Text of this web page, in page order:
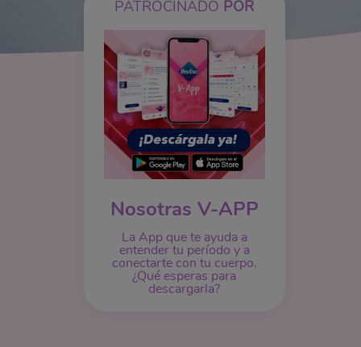
PATROCINADO POR
Nosotras V-APP
La App que te ayuda a
entender tu período y a
conectarte con tu cuerpo.
¿Qué esperas para
descargarla?